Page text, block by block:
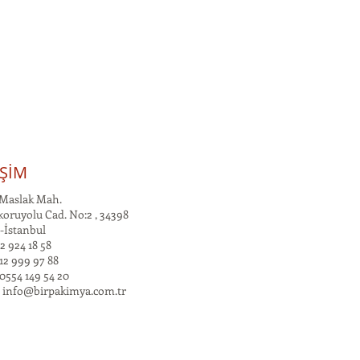
Mah.
Cad. No:2 , 34398
İstanbul
924 18 58
999 97 88
0554 149 54 20
info@birpakimya.com.tr